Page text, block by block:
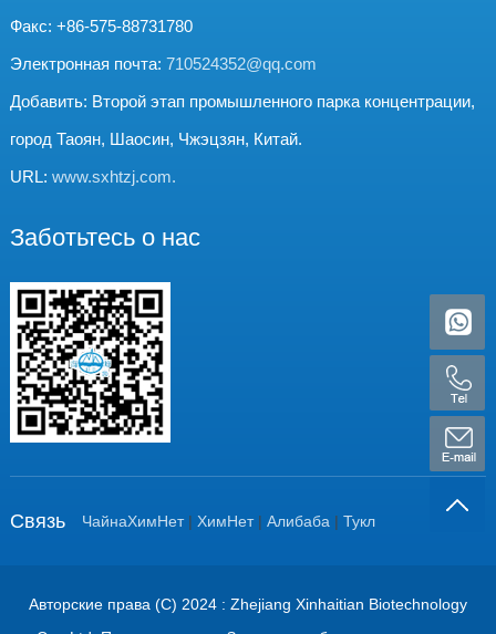
Факс: +86-575-88731780
Электронная почта: 710524352@qq.com
Добавить: Второй этап промышленного парка концентрации,
город Таоян, Шаосин, Чжэцзян, Китай.
URL: www.sxhtzj.com.
Заботьтесь о нас
Связь ЧайнаХимНет| ХимНет| Алибаба | Тукл
Авторские права (C) 2024 : Zhejiang Xinhaitian Biotechnology